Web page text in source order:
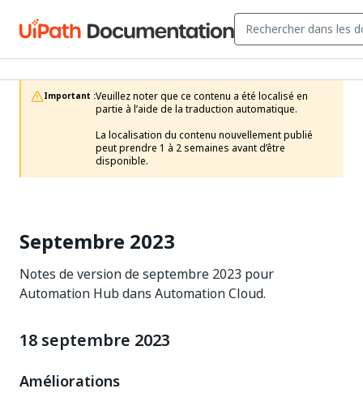
Important :Veuillez noter que ce contenu a été localisé en
partie à l’aide de la traduction automatique.
La localisation du contenu nouvellement publié
peut prendre 1 à 2 semaines avant d’être
disponible.
Septembre 2023
Notes de version de septembre 2023 pour
Automation Hub dans Automation Cloud.
18 septembre 2023
Améliorations